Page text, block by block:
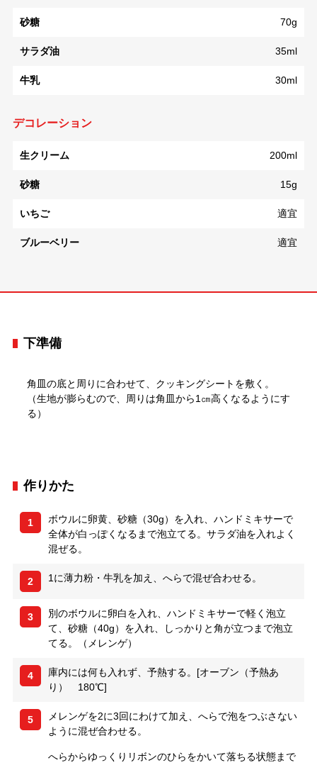
砂糖 70g
サラダ油 35ml
牛乳 30ml
デコレーション
生クリーム 200ml
砂糖 15g
いちご 適宜
ブルーベリー 適宜
下準備
角皿の底と周りに合わせて、クッキングシートを敷く。
（生地が膨らむので、周りは角皿から1㎝高くなるようにす
る）
作りかた
1
ボウルに卵黄、砂糖（30g）を入れ、ハンドミキサーで
全体が白っぽくなるまで泡立てる。サラダ油を入れよく
混ぜる。
2 1に薄力粉・牛乳を加え、へらで混ぜ合わせる。
3
別のボウルに卵白を入れ、ハンドミキサーで軽く泡立
て、砂糖（40g）を入れ、しっかりと角が立つまで泡立
てる。（メレンゲ）
4
庫内には何も入れず、予熱する。[オーブン（予熱あ
り） 180℃]
5
メレンゲを2に3回にわけて加え、へらで泡をつぶさない
ように混ぜ合わせる。
へらからゆっくりリボンのひらをかいて落ちる状態まで